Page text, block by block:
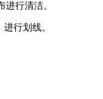
行清洁。
行划线。